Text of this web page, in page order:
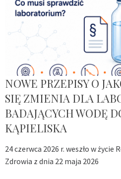
NOWE PRZEPISY O
SIĘ ZMIENIA DLA
BADAJĄCYCH WODĘ
KĄPIELISKA
24 czerwca 2026 r. weszło w
Zdrowia z dnia 22 maja 2026